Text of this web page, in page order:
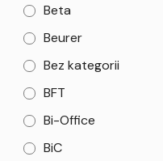
Beta
Beurer
Bez kategorii
BFT
Bi-Office
BiC